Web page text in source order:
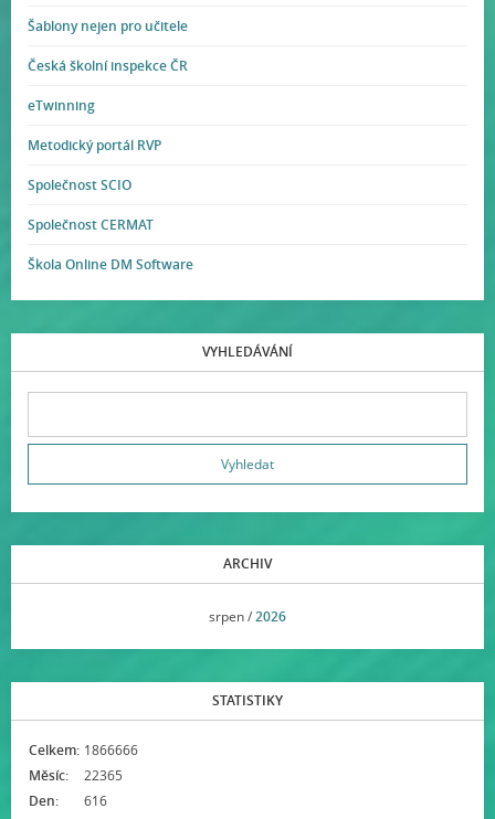
Šablony nejen pro učitele
Česká školní inspekce ČR
eTwinning
Metodický portál RVP
Společnost SCIO
Společnost CERMAT
Škola Online DM Software
VYHLEDÁVÁNÍ
ARCHIV
srpen /2026
STATISTIKY
Celkem: 1866666
Měsíc:
22365
Den:
616